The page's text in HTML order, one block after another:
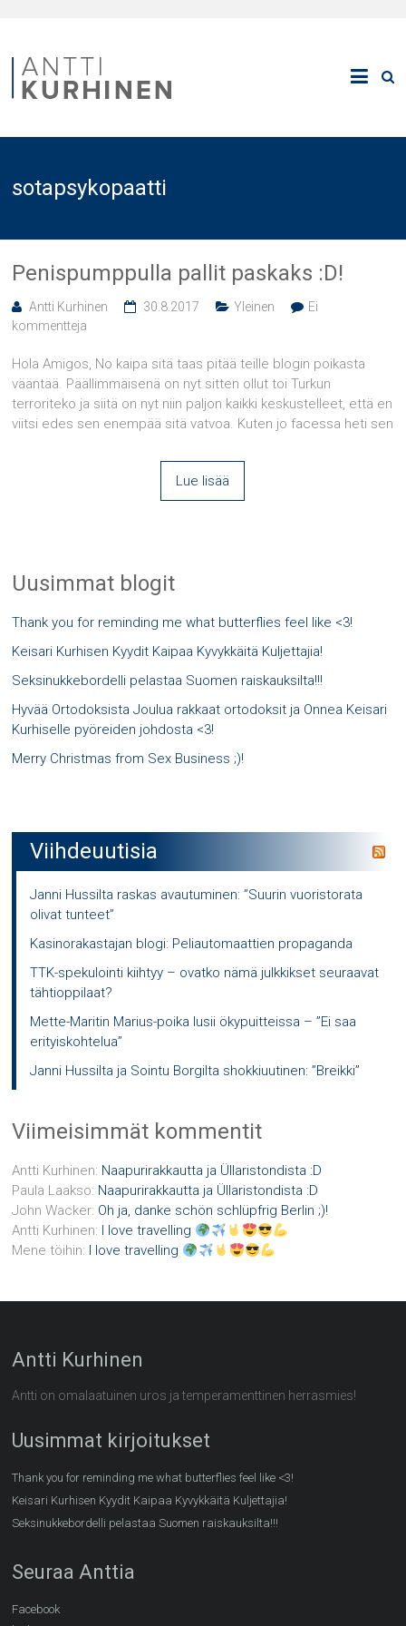
sotapsykopaatti
Penispumppulla pallit paskaks :D!
Antti Kurhinen 30.8.2017 Yleinen
Ei
kommentteja
Hola Amigos, No kaipa sitä taas pitää teille blogin poikasta
vääntää. Päällimmäisenä on nyt sitten ollut toi Turkun
terroriteko ja siitä on nyt niin paljon kaikki keskustelleet, että en
viitsi edes sen enempää sitä vatvoa. Kuten jo facessa heti sen
Lue lisää
Uusimmat blogit
Thank you for reminding me what butterflies feel like <3!
Keisari Kurhisen Kyydit Kaipaa Kyvykkäitä Kuljettajia!
Seksinukkebordelli pelastaa Suomen raiskauksilta!!!
Hyvää Ortodoksista Joulua rakkaat ortodoksit ja Onnea Keisari
Kurhiselle pyöreiden johdosta <3!
Merry Christmas from Sex Business ;)!
Viihdeuutisia
Janni Hussilta raskas avautuminen: ”Suurin vuoristorata
olivat tunteet”
Kasinorakastajan blogi: Peliautomaattien propaganda
TTK-spekulointi kiihtyy – ovatko nämä julkkikset seuraavat
tähtioppilaat?
Mette-Maritin Marius-poika lusii ökypuitteissa – ”Ei saa
erityiskohtelua”
Janni Hussilta ja Sointu Borgilta shokkiuutinen: ”Breikki”
Viimeisimmät kommentit
Antti Kurhinen: Naapurirakkautta ja Üllaristondista :D
Paula Laakso: Naapurirakkautta ja Üllaristondista :D
John Wacker: Oh ja, danke schön schlüpfrig Berlin ;)!
Antti Kurhinen: I love travelling
Mene töihin: I love travelling
Antti Kurhinen
Antti on omalaatuinen uros ja temperamenttinen herrasmies!
Uusimmat kirjoitukset
Thank you for reminding me what butterflies feel like <3!
Keisari Kurhisen Kyydit Kaipaa Kyvykkäitä Kuljettajia!
Seksinukkebordelli pelastaa Suomen raiskauksilta!!!
Seuraa Anttia
Facebook